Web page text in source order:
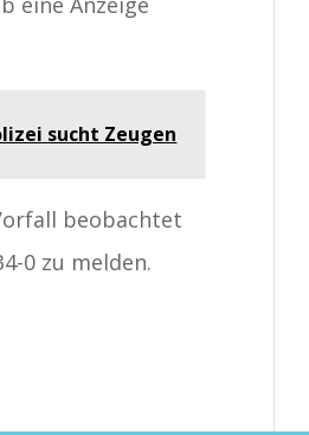
sucht Zeugen
beobachtet
0 zu melden.